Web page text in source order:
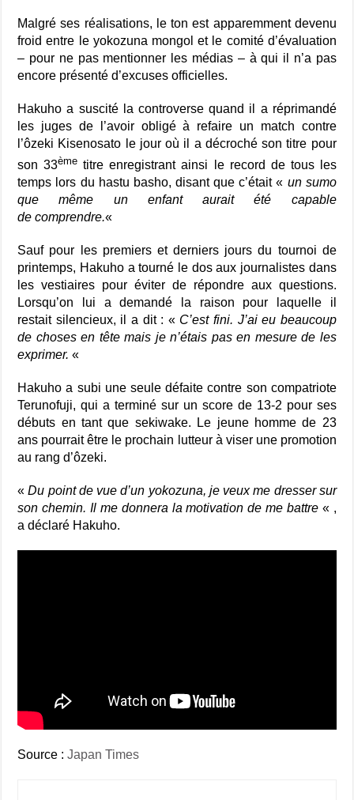
Malgré ses réalisations, le ton est apparemment devenu
froid entre le yokozuna mongol et le comité d’évaluation
– pour ne pas mentionner les médias – à qui il n’a pas
encore présenté d’excuses officielles.
Hakuho a suscité la controverse quand il a réprimandé
les juges de l’avoir obligé à refaire un match contre
l’ôzeki Kisenosato le jour où il a décroché son titre pour
son 33ème titre enregistrant ainsi le record de tous les
temps lors du hastu basho, disant que c’était « un sumo
que même un enfant aurait été capable
de comprendre.«
Sauf pour les premiers et derniers jours du tournoi de
printemps, Hakuho a tourné le dos aux journalistes dans
les vestiaires pour éviter de répondre aux questions.
Lorsqu’on lui a demandé la raison pour laquelle il
restait silencieux, il a dit : « C’est fini. J’ai eu beaucoup
de choses en tête mais je n’étais pas en mesure de les
exprimer. «
Hakuho a subi une seule défaite contre son compatriote
Terunofuji, qui a terminé sur un score de 13-2 pour ses
débuts en tant que sekiwake. Le jeune homme de 23
ans pourrait être le prochain lutteur à viser une promotion
au rang d’ôzeki.
«Du point de vue d’un yokozuna, je veux me dresser sur
son chemin. Il me donnera la motivation de me battre « ,
a déclaré Hakuho.
Source :Japan Times